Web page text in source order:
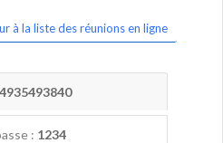
à la liste des réunions en ligne
: 1234